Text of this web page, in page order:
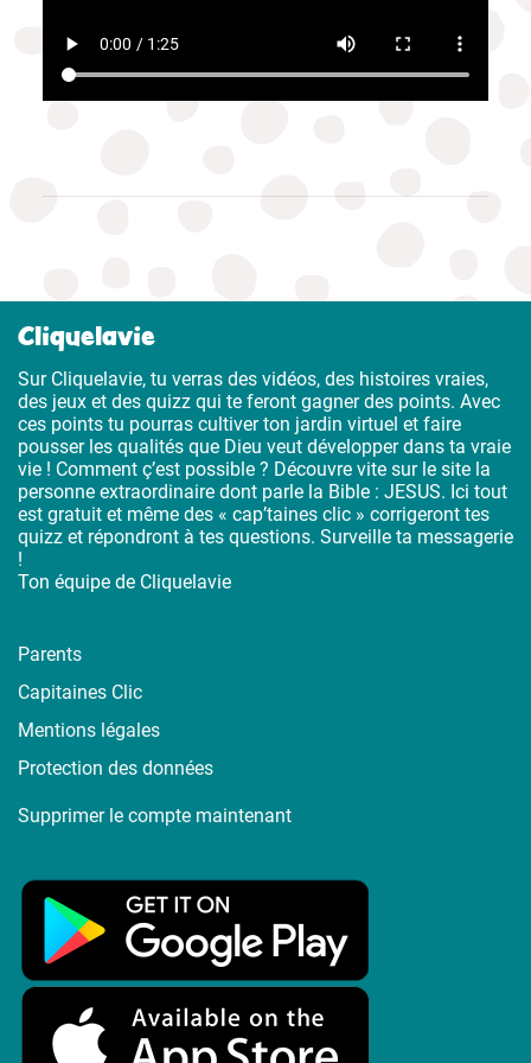
Cliquelavie
Sur Cliquelavie, tu verras des vidéos, des histoires vraies,
des jeux et des quizz qui te feront gagner des points. Avec
ces points tu pourras cultiver ton jardin virtuel et faire
pousser les qualités que Dieu veut développer dans ta vraie
vie ! Comment ç’est possible ? Découvre vite sur le site la
personne extraordinaire dont parle la Bible : JESUS. Ici tout
est gratuit et même des « cap’taines clic » corrigeront tes
quizz et répondront à tes questions. Surveille ta messagerie
!
Ton équipe de Cliquelavie
Parents
Capitaines Clic
Mentions légales
Protection des données
Supprimer le compte maintenant